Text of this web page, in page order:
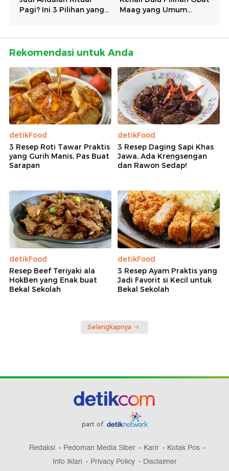
Rekomendasi untuk Anda
detikFood
3 Resep Roti Tawar Praktis
yang Gurih Manis, Pas Buat
Sarapan
detikFood
3 Resep Daging Sapi Khas
Jawa, Ada Krengsengan
dan Rawon Sedap!
detikFood
Resep Beef Teriyaki ala
HokBen yang Enak buat
Bekal Sekolah
detikFood
3 Resep Ayam Praktis yang
Jadi Favorit si Kecil untuk
Bekal Sekolah
Selengkapnya
part of
Redaksi Pedoman Media Siber Karir
Kotak Pos
Info Iklan
Privacy Policy Disclaimer